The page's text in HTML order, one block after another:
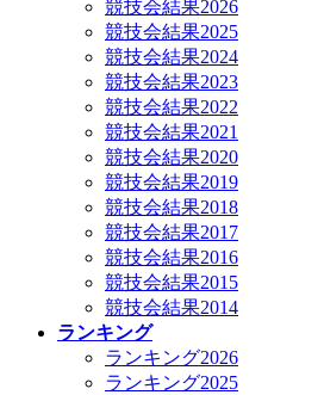
競技会結果2026
競技会結果2025
競技会結果2024
競技会結果2023
競技会結果2022
競技会結果2021
競技会結果2020
競技会結果2019
競技会結果2018
競技会結果2017
競技会結果2016
競技会結果2015
競技会結果2014
ランキング
ランキング2026
ランキング2025